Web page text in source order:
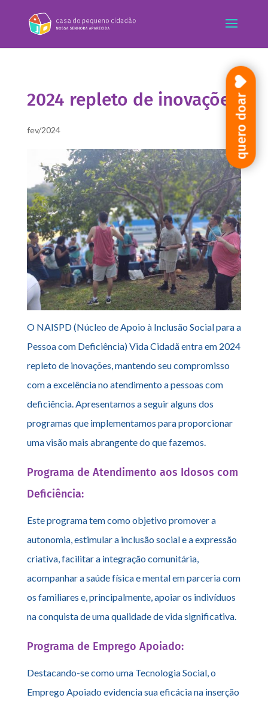
2024 repleto de inovações
fev/2024
O NAISPD (Núcleo de Apoio à Inclusão Social para a
Pessoa com Deficiência) Vida Cidadã entra em 2024
repleto de inovações, mantendo seu compromisso
com a excelência no atendimento a pessoas com
deficiência. Apresentamos a seguir alguns dos
programas que implementamos para proporcionar
uma visão mais abrangente do que fazemos.
Programa de Atendimento aos Idosos com
Deficiência:
Este programa tem como objetivo promover a
autonomia, estimular a inclusão social e a expressão
criativa, facilitar a integração comunitária,
acompanhar a saúde física e mental em parceria com
os familiares e, principalmente, apoiar os indivíduos
na conquista de uma qualidade de vida significativa.
Programa de Emprego Apoiado:
Destacando-se como uma Tecnologia Social, o
Emprego Apoiado evidencia sua eficácia na inserção
quero doar